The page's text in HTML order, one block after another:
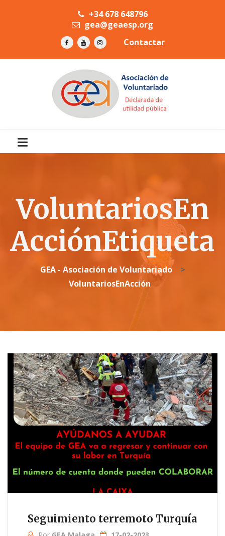
+34 678 648796
gea@geaesp.org
Contactar
VoluntariosEn
AcciónEtiqueta
GEA - Asociación de Voluntariado
>
VoluntariosEnAcción
Seguimiento terremoto Turquía